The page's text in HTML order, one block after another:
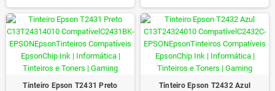
Tinteiro Epson T2431 Preto
Tinteiro Epson T2432 Azul